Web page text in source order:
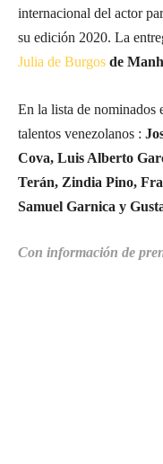
internacional del actor
su edición 2020. La
Julia de Burgos de
En la lista de nominados
talentos venezolanos :
Cova, Luis Alberto
Terán, Zindia Pino,
Samuel Garnica y
Con información de